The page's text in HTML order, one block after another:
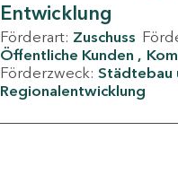
Entwicklung
Förderart: Zuschuss
Öffentliche Kunden
Förderzweck: Städtebau
Regionalentwicklung